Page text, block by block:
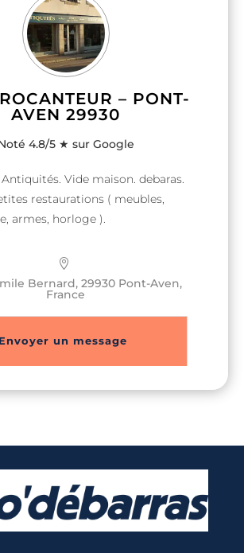
– PONT-
AVEN 29930
4.8/5 ★ sur Google
Vide maison. debaras.
restaurations ( meubles,
armes, horloge ).
Bernard, 29930 Pont-Aven,
France
Envoyer un message
*
la demande
*
la demande